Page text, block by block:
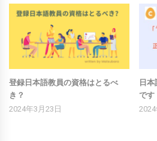
登録日本語教員の資格はとるべ
き？
2024年3月23日
日本
です